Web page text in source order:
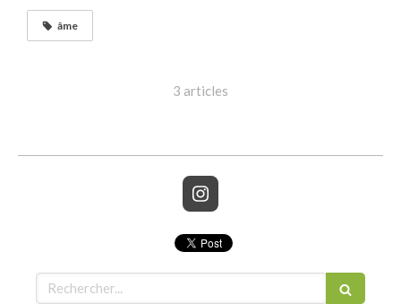
âme
3 articles
Rechercher